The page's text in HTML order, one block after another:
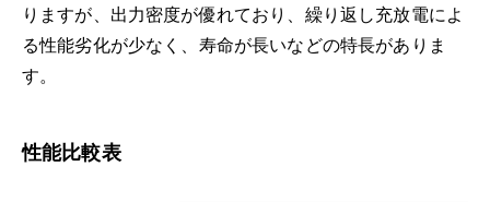
りますが、出力密度が優れており、繰り返し充放電によ
る性能劣化が少なく、寿命が長いなどの特長がありま
す。
性能比較表